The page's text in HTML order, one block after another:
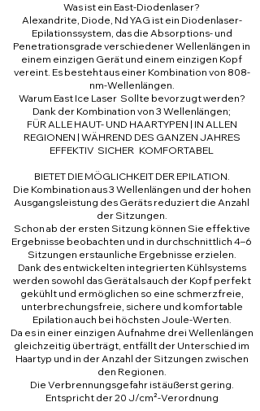
Was ist ein East-Diodenlaser?
Alexandrite, Diode, Nd YAG ist ein Diodenlaser-
Epilationssystem, das die Absorptions- und
Penetrationsgrade verschiedener Wellenlängen in
einem einzigen Gerät und einem einzigen Kopf
vereint. Es besteht aus einer Kombination von 808-
nm-Wellenlängen.
Warum East Ice Laser Sollte bevorzugt werden?
Dank der Kombination von 3 Wellenlängen;
FÜR ALLE HAUT- UND HAARTYPEN | IN ALLEN
REGIONEN | WÄHREND DES GANZEN JAHRES
EFFEKTIV SICHER KOMFORTABEL
BIETET DIE MÖGLICHKEIT DER EPILATION.
Die Kombination aus 3 Wellenlängen und der hohen
Ausgangsleistung des Geräts reduziert die Anzahl
der Sitzungen.
Schon ab der ersten Sitzung können Sie effektive
Ergebnisse beobachten und in durchschnittlich 4–6
Sitzungen erstaunliche Ergebnisse erzielen.
Dank des entwickelten integrierten Kühlsystems
werden sowohl das Gerät als auch der Kopf perfekt
gekühlt und ermöglichen so eine schmerzfreie,
unterbrechungsfreie, sichere und komfortable
Epilation auch bei höchsten Joule-Werten.
Da es in einer einzigen Aufnahme drei Wellenlängen
gleichzeitig überträgt, entfällt der Unterschied im
Haartyp und in der Anzahl der Sitzungen zwischen
den Regionen.
Die Verbrennungsgefahr ist äußerst gering.
Entspricht der 20 J/cm²-Verordnung